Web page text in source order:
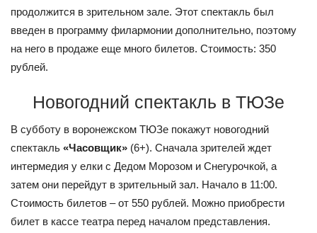
продолжится в зрительном зале. Этот спектакль был
введен в программу филармонии дополнительно, поэтому
на него в продаже еще много билетов. Стоимость: 350
рублей.
Новогодний спектакль в ТЮЗе
В субботу в воронежском ТЮЗе покажут новогодний
спектакль «Часовщик» (6+). Сначала зрителей ждет
интермедия у елки с Дедом Морозом и Снегурочкой, а
затем они перейдут в зрительный зал. Начало в 11:00.
Стоимость билетов – от 550 рублей. Можно приобрести
билет в кассе театра перед началом представления.